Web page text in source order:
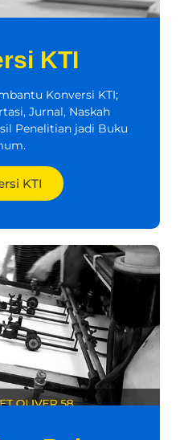
KTI
Konversi KTI;
Jurnal, Naskah
Penelitian jadi Buku
KTI